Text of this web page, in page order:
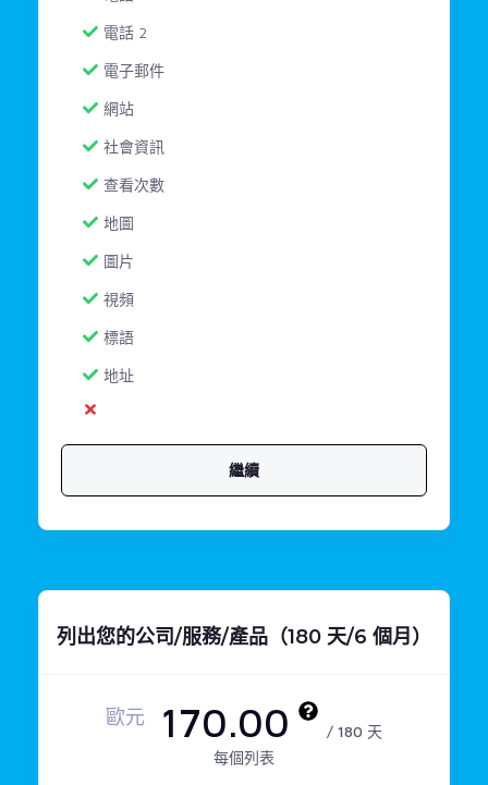
電話 2
電子郵件
網站
社會資訊
查看次數
地圖
圖片
視頻
標語
地址
繼續
列出您的公司/服務/產品（180 天/6 個月）
歐元 170.00
/ 180 天
每個列表